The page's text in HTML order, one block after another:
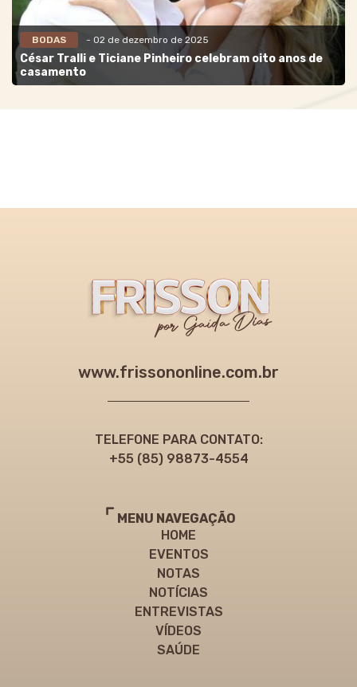
BODAS - 02 de dezembro de 2025
César Tralli e Ticiane Pinheiro celebram oito anos de
casamento
www.frissononline.com.br
TELEFONE PARA CONTATO:
+55 (85) 98873-4554
MENU NAVEGAÇÃO
HOME
EVENTOS
NOTAS
NOTÍCIAS
ENTREVISTAS
VÍDEOS
SAÚDE